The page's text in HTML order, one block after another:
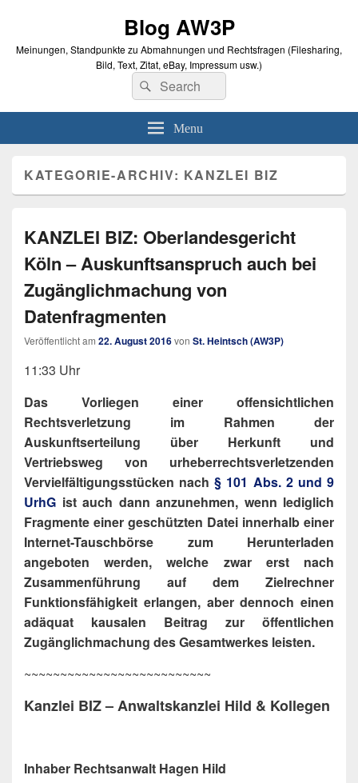
Blog AW3P
Meinungen, Standpunkte zu Abmahnungen und Rechtsfragen (Filesharing,
Bild, Text, Zitat, eBay, Impressum usw.)
Search
for:
Suche
Menu
KATEGORIE-ARCHIV: KANZLEI BIZ
KANZLEI BIZ: Oberlandesgericht
Köln – Auskunftsanspruch auch bei
Zugänglichmachung von
Datenfragmenten
Veröffentlicht am 22. August 2016von St. Heintsch (AW3P)
11:33 Uhr
Das Vorliegen einer offensichtlichen
Rechtsverletzung im Rahmen der
Auskunftserteilung über Herkunft und
Vertriebsweg von urheberrechtsverletzenden
Vervielfältigungsstücken nach§ 101 Abs. 2 und 9
UrhG ist auch dann anzunehmen, wenn lediglich
Fragmente einer geschützten Datei innerhalb einer
Internet-Tauschbörse zum Herunterladen
angeboten werden, welche zwar erst nach
Zusammenführung auf dem Zielrechner
Funktionsfähigkeit erlangen, aber dennoch einen
adäquat kausalen Beitrag zur öffentlichen
Zugänglichmachung des Gesamtwerkes leisten.
~~~~~~~~~~~~~~~~~~~~~~~~~~
Kanzlei BIZ – Anwaltskanzlei Hild & Kollegen
Inhaber Rechtsanwalt Hagen Hild